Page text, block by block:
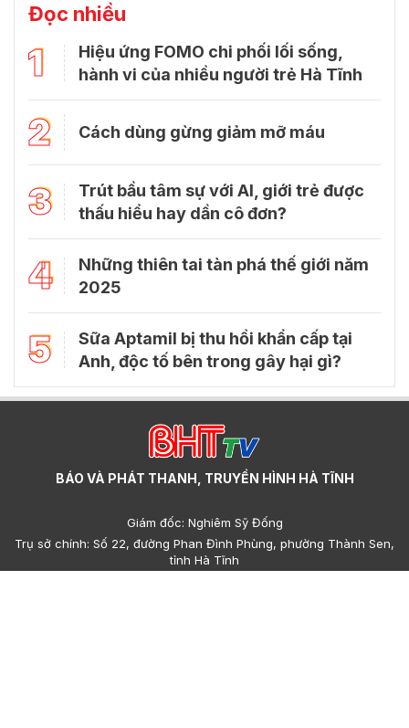
Đọc nhiều
1
Hiệu ứng FOMO chi phối lối sống,
hành vi của nhiều người trẻ Hà Tĩnh
2 Cách dùng gừng giảm mỡ máu
3
Trút bầu tâm sự với Al, giới trẻ được
thấu hiểu hay dần cô đơn?
4
Những thiên tai tàn phá thế giới năm
2025
5
Sữa Aptamil bị thu hồi khẩn cấp tại
Anh, độc tố bên trong gây hại gì?
BÁO VÀ PHÁT THANH, TRUYỀN HÌNH HÀ TĨNH
Giám đốc: Nghiêm Sỹ Đống
Trụ sở chính: Số 22, đường Phan Đình Phùng, phường Thành Sen,
tỉnh Hà Tĩnh